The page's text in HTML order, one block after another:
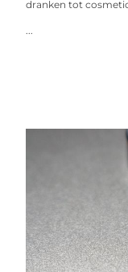
dranken tot
...